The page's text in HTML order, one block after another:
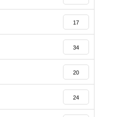
17
34
20
24